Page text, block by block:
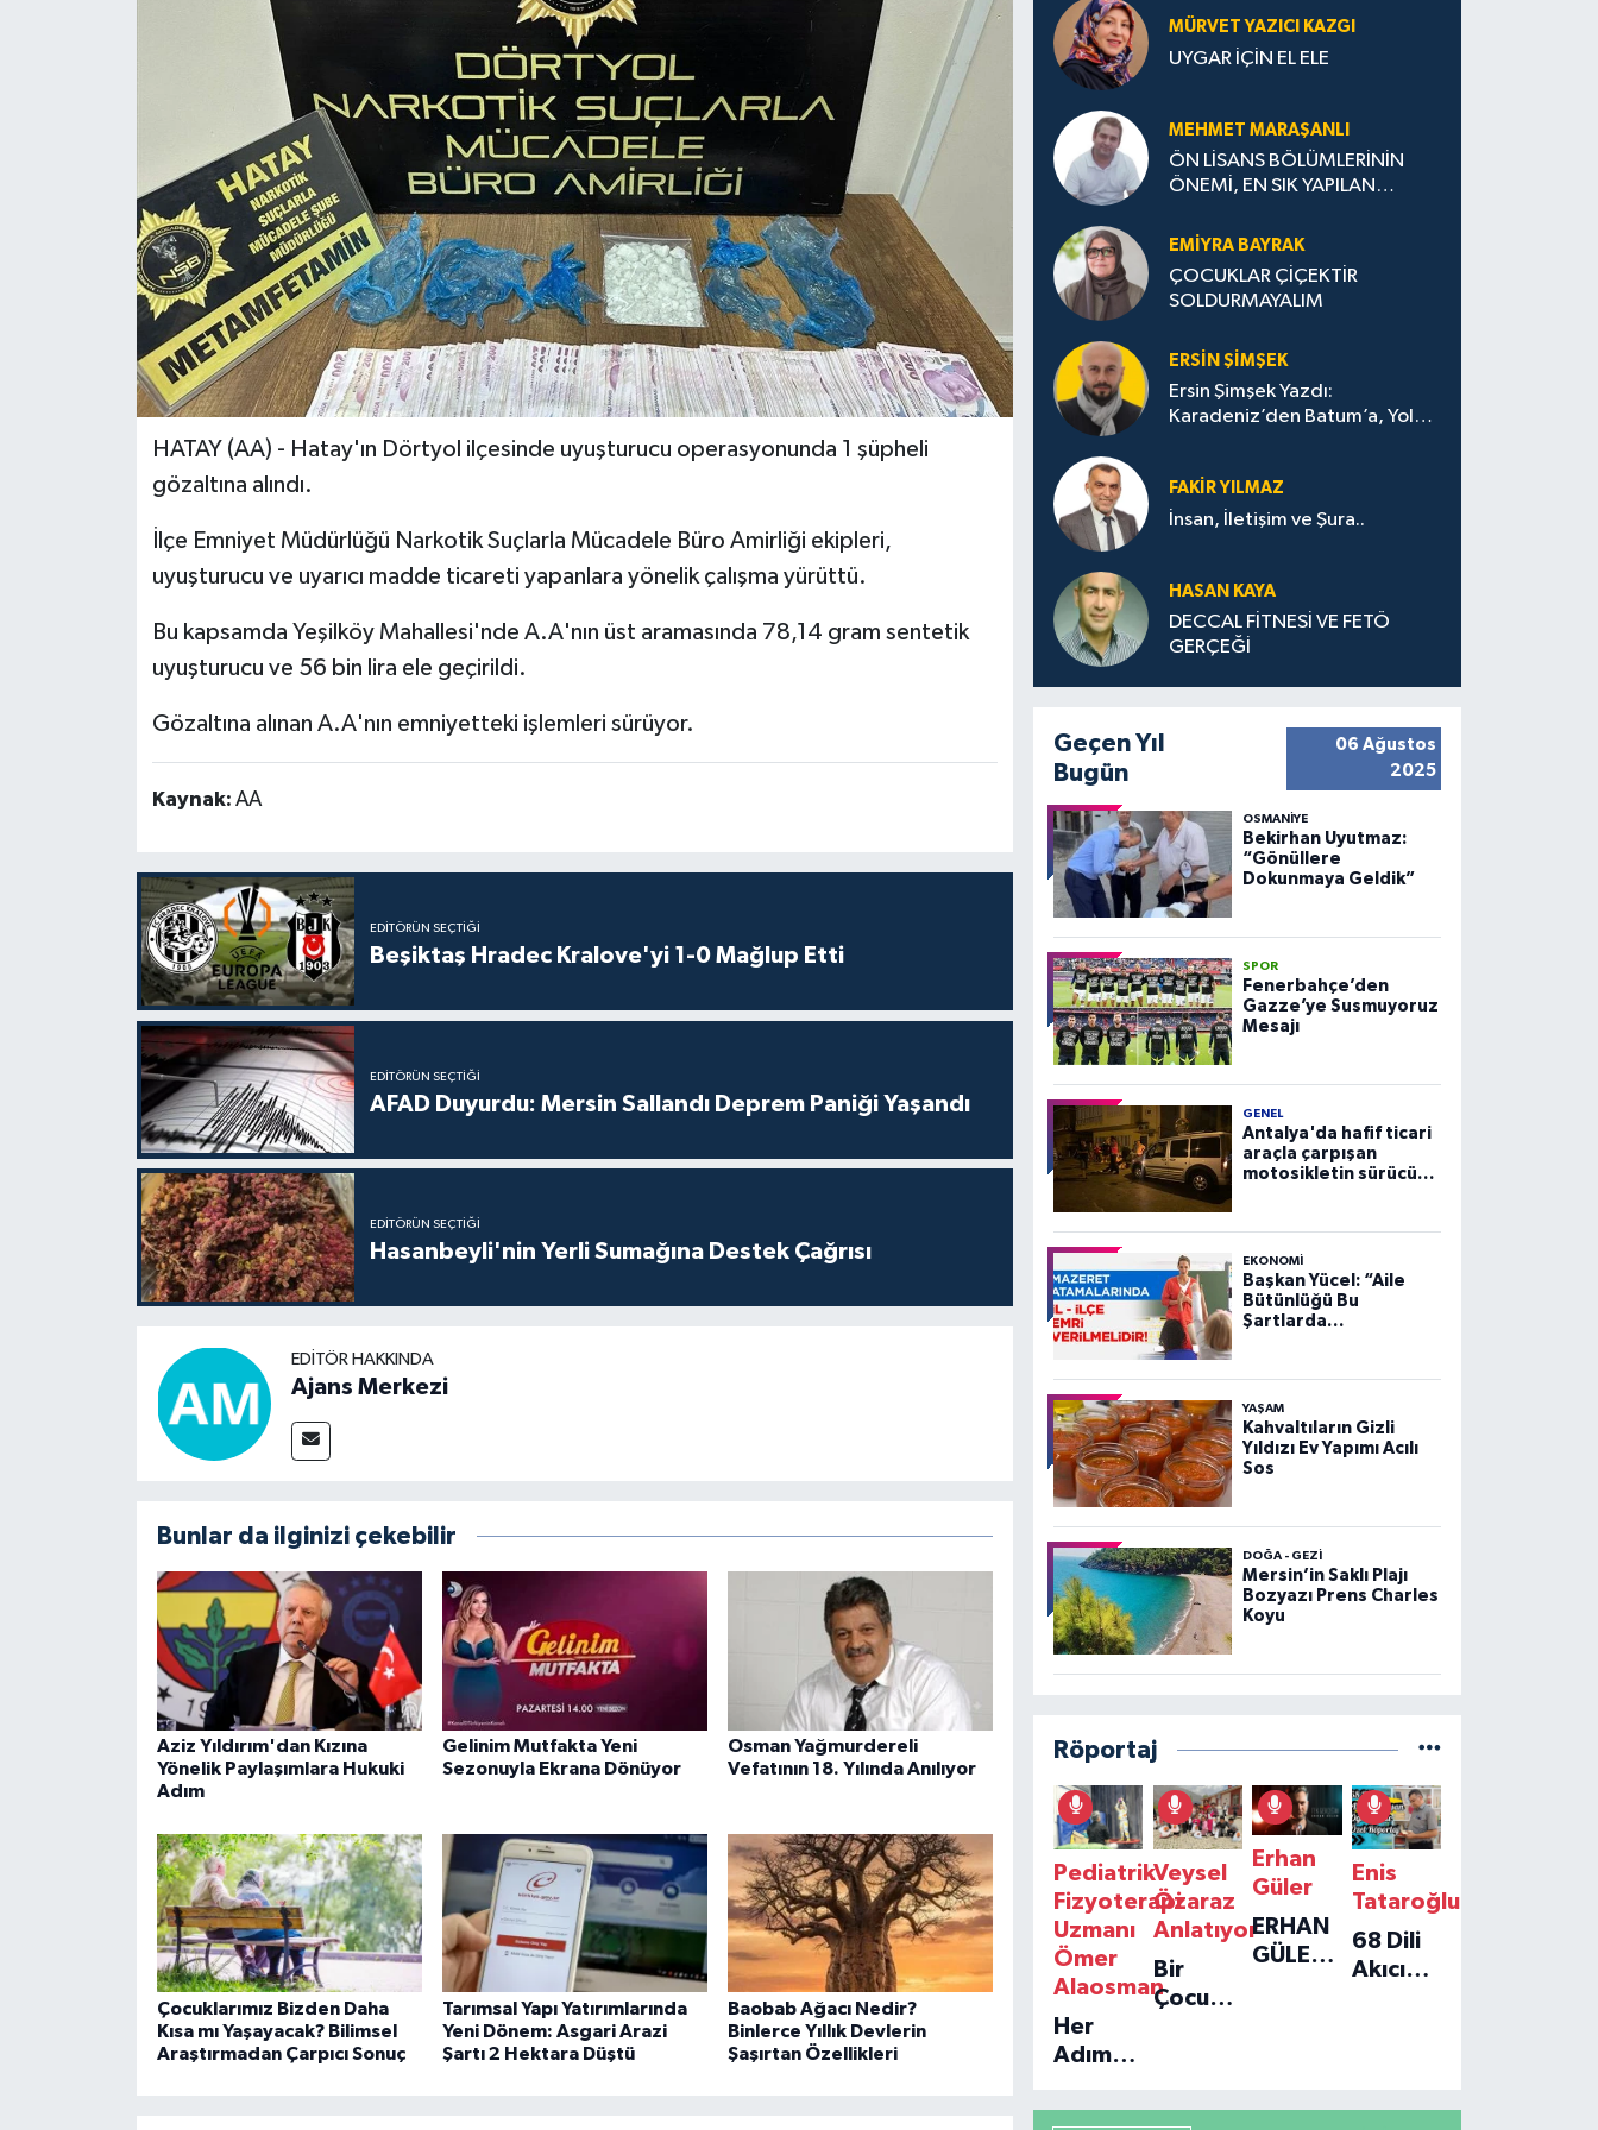
HATAY (AA) - Hatay'ın Dörtyol ilçesinde uyuşturucu operasyonunda 1 şüpheli
gözaltına alındı.
İlçe Emniyet Müdürlüğü Narkotik Suçlarla Mücadele Büro Amirliği ekipleri,
uyuşturucu ve uyarıcı madde ticareti yapanlara yönelik çalışma yürüttü.
Bu kapsamda Yeşilköy Mahallesi'nde A.A'nın üst aramasında 78,14 gram sentetik
uyuşturucu ve 56 bin lira ele geçirildi.
Gözaltına alınan A.A'nın emniyetteki işlemleri sürüyor.
Kaynak: AA
EDITÖRÜN SEÇTIĞI
Beşiktaş Hradec Kralove'yi 1-0 Mağlup Etti
EDITÖRÜN SEÇTIĞI
AFAD Duyurdu: Mersin Sallandı Deprem Paniği Yaşandı
EDITÖRÜN SEÇTIĞI
Hasanbeyli'nin Yerli Sumağına Destek Çağrısı
EDITÖR HAKKINDA
Ajans Merkezi
Bunlar da ilginizi çekebilir
Aziz Yıldırım'dan Kızına
Yönelik Paylaşımlara Hukuki
Adım
Gelinim Mutfakta Yeni
Sezonuyla Ekrana Dönüyor
Osman Yağmurdereli
Vefatının 18. Yılında Anılıyor
Çocuklarımız Bizden Daha
Kısa mı Yaşayacak? Bilimsel
Araştırmadan Çarpıcı Sonuç
Tarımsal Yapı Yatırımlarında
Yeni Dönem: Asgari Arazi
Şartı 2 Hektara Düştü
Baobab Ağacı Nedir?
Binlerce Yıllık Devlerin
Şaşırtan Özellikleri
MÜRVET YAZICI KAZGI
UYGAR İÇİN EL ELE
MEHMET MARAŞANLI
ÖN LİSANS BÖLÜMLERİNİN
ÖNEMİ, EN SIK YAPILAN
STRATEJİLERİ
EMIYRA BAYRAK
ÇOCUKLAR ÇİÇEKTİR
SOLDURMAYALIM
ERSIN ŞIMŞEK
Ersin Şimşek Yazdı:
Karadeniz’den Batum’a, Yolun
FAKIR YILMAZ
İnsan, İletişim ve Şura..
HASAN KAYA
DECCAL FİTNESİ VE FETÖ
GERÇEĞİ
Geçen Yıl
Bugün
06 Ağustos
2025
OSMANIYE
Bekirhan Uyutmaz:
“Gönüllere
Dokunmaya Geldik”
SPOR
Fenerbahçe’den
Gazze’ye Susmuyoruz
Mesajı
GENEL
Antalya'da hafif ticari
araçla çarpışan
motosikletin sürücüsü
EKONOMI
Başkan Yücel: “Aile
Bütünlüğü Bu
Şartlarda
YAŞAM
Kahvaltıların Gizli
Yıldızı Ev Yapımı Acılı
Sos
DOĞA - GEZI
Mersin’in Saklı Plajı
Bozyazı Prens Charles
Koyu
Röportaj
Pediatrik
Fizyoterapi
Uzmanı
Ömer
Alaosman
Her
Adım
Umut:
Veysel
Özaraz
Anlatıyor
Bir
Çocuğun
Yolculuğu
Erhan
Güler
ERHAN
GÜLER'IN
Enis
Tataroğlu
68 Dili
Akıcı